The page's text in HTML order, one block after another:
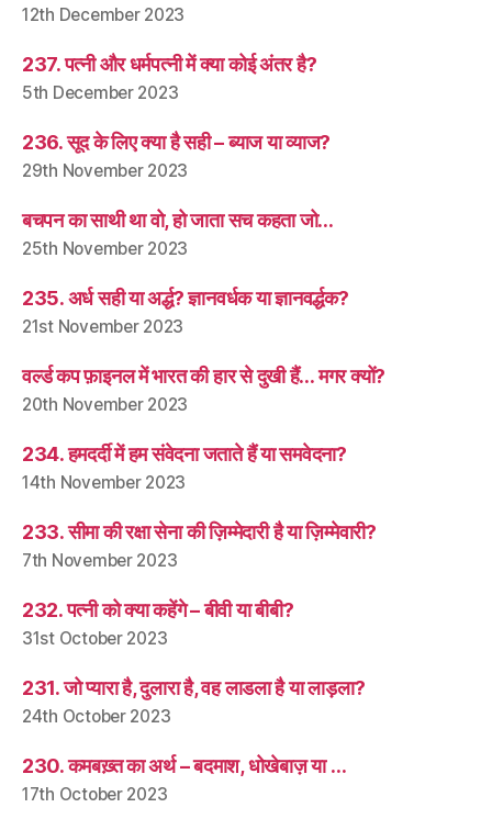
12th December 2023
237. पत्नी और धर्मपत्नी में क्या कोई अंतर है?
5th December 2023
236. सूद के लिए क्या है सही – ब्याज या व्याज?
29th November 2023
बचपन का साथी था वो, हो जाता सच कहता जो…
25th November 2023
235. अर्ध सही या अर्द्ध? ज्ञानवर्धक या ज्ञानवर्द्धक?
21st November 2023
वर्ल्ड कप फ़ाइनल में भारत की हार से दुखी हैं… मगर क्यों?
20th November 2023
234. हमदर्दी में हम संवेदना जताते हैं या समवेदना?
14th November 2023
233. सीमा की रक्षा सेना की ज़िम्मेदारी है या ज़िम्मेवारी?
7th November 2023
232. पत्नी को क्या कहेंगे – बीवी या बीबी?
31st October 2023
231. जो प्यारा है, दुलारा है, वह लाडला है या लाड़ला?
24th October 2023
230. कमबख़्त का अर्थ – बदमाश, धोखेबाज़ या …
17th October 2023